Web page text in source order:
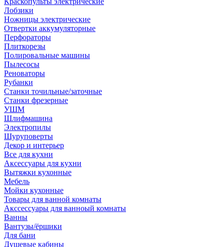
Лобзики
Ножницы электрические
Отвертки аккумуляторные
Перфораторы
Плиткорезы
Полировальные машины
Пылесосы
Реноваторы
Рубанки
Станки точильные/заточные
Станки фрезерные
УШМ
Шлифмашина
Электропилы
Шуруповерты
Декор и интерьер
Все для кухни
Аксессуары для кухни
Вытяжки кухонные
Мебель
Мойки кухонные
Товары для ванной комнаты
Акссессуары для ванноый комнаты
Ванны
Вантузы/ёршики
Для бани
Душевые кабины